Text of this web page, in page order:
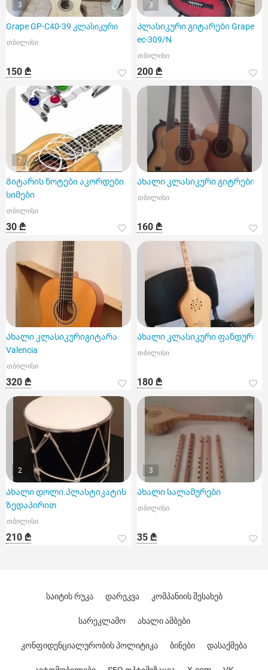
3
Grape GP-C40-39 კლასიკური
თბილისი
150 ₾
3
Კლასიკური გიტარები Grape
ec-309/N
თბილისი
200 ₾
7
Გიტარის ნოტები აკორდები
სიმები
თბილისი
30 ₾
Ახალი კლასიკური გიტრები
თბილისი
160 ₾
Ახალი კლასიკურიგიტარა
Valencia
თბილისი
320 ₾
Ახალი კლასიკური ფანდური
თბილისი
180 ₾
2
Ახალი დოლი.პლასტიკატის
ზედაპირით
თბილისი
210 ₾
3
Ახალი სალამურები
თბილისი
35 ₾
საიტის რუკა დარეკვა კომპანიის შესახებ
სარეკლამო ახალი ამბები
კონფიდენციალურობის პოლიტიკა ბინები დასაქმება